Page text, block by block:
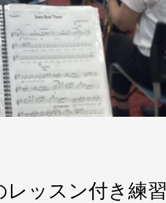
レッスン付き練習